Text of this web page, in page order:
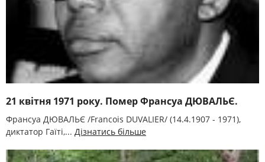
21 квітня 1971 року. Помер Франсуа ДЮВАЛЬЄ.
Франсуа ДЮВАЛЬЄ /Francois DUVALIER/ (14.4.1907 - 1971),
диктатор Гаїті,... Дізнатись більше